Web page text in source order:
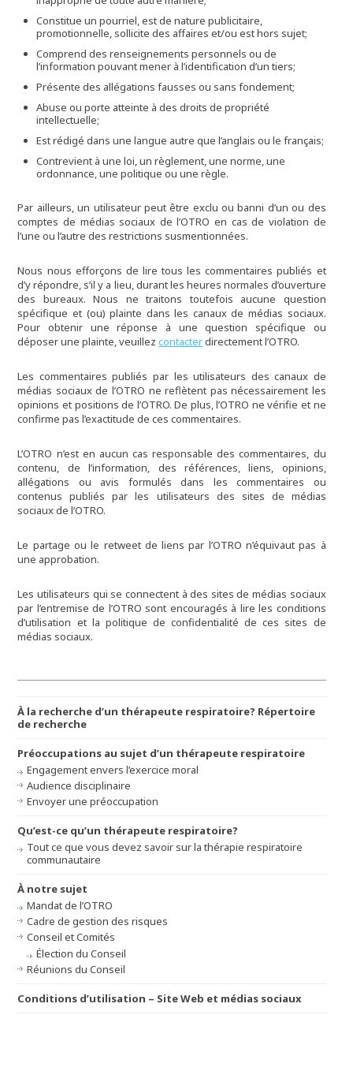
Constitue un pourriel, est de nature publicitaire,
promotionnelle, sollicite des affaires et/ou est hors sujet;
Comprend des renseignements personnels ou de
l’information pouvant mener à l’identification d’un tiers;
Présente des allégations fausses ou sans fondement;
Abuse ou porte atteinte à des droits de propriété
intellectuelle;
Est rédigé dans une langue autre que l’anglais ou le français;
Contrevient à une loi, un règlement, une norme, une
ordonnance, une politique ou une règle.
Par ailleurs, un utilisateur peut être exclu ou banni d’un ou des
comptes de médias sociaux de l’OTRO en cas de violation de
l’une ou l’autre des restrictions susmentionnées.
Nous nous efforçons de lire tous les commentaires publiés et
d’y répondre, s’il y a lieu, durant les heures normales d’ouverture
des bureaux. Nous ne traitons toutefois aucune question
spécifique et (ou) plainte dans les canaux de médias sociaux.
Pour obtenir une réponse à une question spécifique ou
déposer une plainte, veuillezcontacterdirectement l’OTRO.
Les commentaires publiés par les utilisateurs des canaux de
médias sociaux de l’OTRO ne reflètent pas nécessairement les
opinions et positions de l’OTRO. De plus, l’OTRO ne vérifie et ne
confirme pas l’exactitude de ces commentaires.
L’OTRO n’est en aucun cas responsable des commentaires, du
contenu, de l’information, des références, liens, opinions,
allégations ou avis formulés dans les commentaires ou
contenus publiés par les utilisateurs des sites de médias
sociaux de l’OTRO.
Le partage ou le retweet de liens par l’OTRO n’équivaut pas à
une approbation.
Les utilisateurs qui se connectent à des sites de médias sociaux
par l’entremise de l’OTRO sont encouragés à lire les conditions
d’utilisation et la politique de confidentialité de ces sites de
médias sociaux.
À la recherche d’un thérapeute respiratoire? Répertoire
de recherche
Préoccupations au sujet d’un thérapeute respiratoire
Engagement envers l’exercice moral
Audience disciplinaire
Envoyer une préoccupation
Qu’est-ce qu’un thérapeute respiratoire?
Tout ce que vous devez savoir sur la thérapie respiratoire
communautaire
À notre sujet
Mandat de l’OTRO
Cadre de gestion des risques
Conseil et Comités
Élection du Conseil
Réunions du Conseil
Conditions d’utilisation – Site Web et médias sociaux